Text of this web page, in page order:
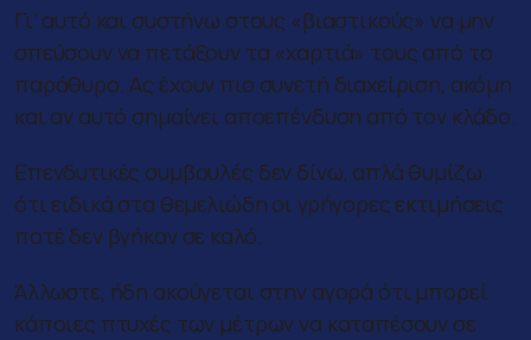
Γι’ αυτό και συστήνω στους «βιαστικούς» να μην
σπεύσουν να πετάξουν τα «χαρτιά» τους από το
παράθυρο. Ας έχουν πιο συνετή διαχείριση, ακόμη
και αν αυτό σημαίνει αποεπένδυση από τον κλάδο.
Επενδυτικές συμβουλές δεν δίνω, απλά θυμίζω
ότι ειδικά στα θεμελιώδη οι γρήγορες εκτιμήσεις
ποτέ δεν βγήκαν σε καλό.
Άλλωστε, ήδη ακούγεται στην αγορά ότι μπορεί
κάποιες πτυχές των μέτρων να καταπέσουν σε